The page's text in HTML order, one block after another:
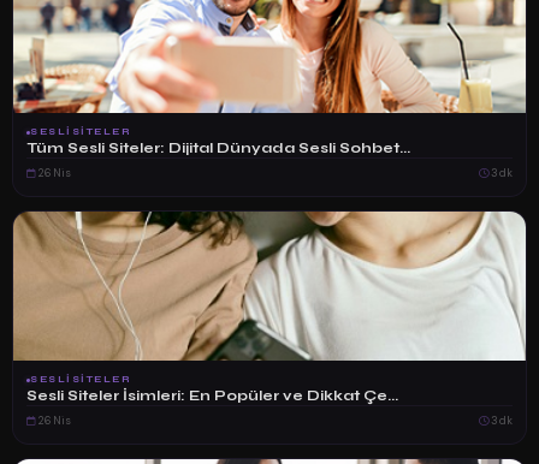
SESLISITELER
Tüm Sesli Siteler: Dijital Dünyada Sesli Sohbet...
26 Nis 3 dk
SESLISITELER
Sesli Siteler İsimleri: En Popüler ve Dikkat Çe...
26 Nis 3 dk